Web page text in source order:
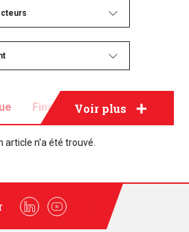
Voir plus
Finance Fintech
article n'a été trouvé.
LinkedinYoutube